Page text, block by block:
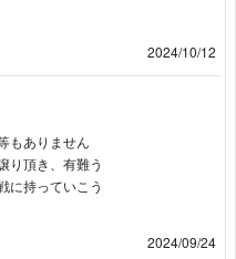
2024/10/12
もありません
り頂き、有難う
に持っていこう
2024/09/24